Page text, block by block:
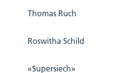
Thomas Ruch
Roswitha Schild
«Supersiech»